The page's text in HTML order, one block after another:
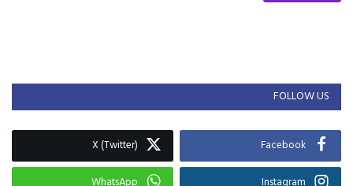
FOLLOW US
Facebook
X (Twitter)
Instagram
WhatsApp